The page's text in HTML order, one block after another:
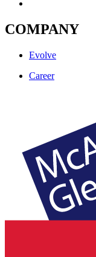
COMPANY
Evolve
Career